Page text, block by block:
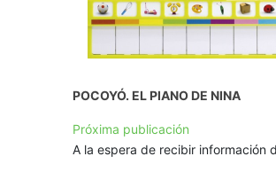
POCOYÓ. EL PIANO DE NINA
Próxima publicación
A la espera de recibir información